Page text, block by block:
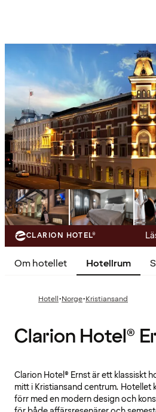
CLARION HOTEL®
Om hotellet Hotellrum
Hotell·Norge·Kristiansand
Clarion Hotel®
Clarion Hotel® Ernst är ett klassiskt
mitt i Kristiansand centrum. Hotellet
förr med en modern design och